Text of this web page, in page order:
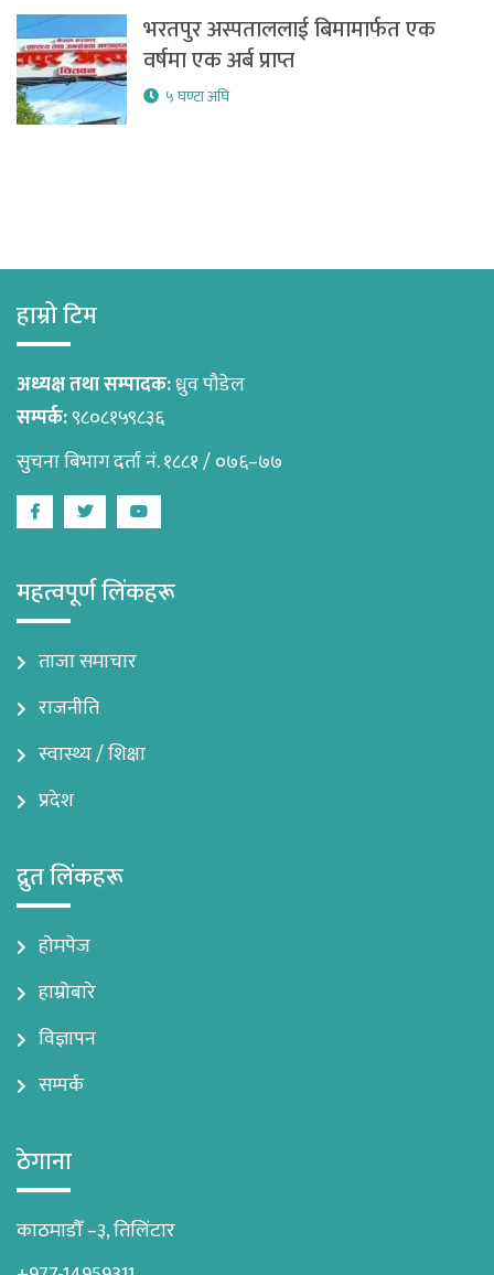
भरतपुर अस्पताललाई बिमामार्फत एक
वर्षमा एक अर्ब प्राप्त
५ घण्टा अघि
हाम्रो टिम
अध्यक्ष तथा सम्पादक:ध्रुव पौडेल
सम्पर्क:९८०८१५९८३६
सुचना बिभाग दर्ता नं. १८८१ / ०७६–७७
FacebookTwitterYoutube
महत्वपूर्ण लिंकहरू
ताजा समाचार
राजनीति
स्वास्थ्य / शिक्षा
प्रदेश
द्रुत लिंकहरू
होमपेज
हाम्रोबारे
विज्ञापन
सम्पर्क
ठेगाना
काठमाडौँ –३, तिलिंटार